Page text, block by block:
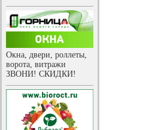
Окна, двери, роллеты,
ворота, витражи
ЗВОНИ! СКИДКИ!